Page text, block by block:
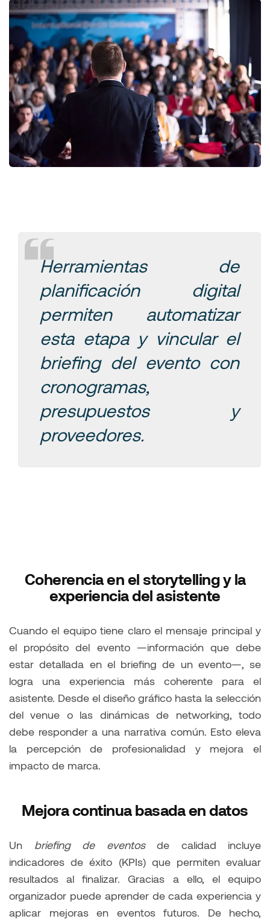
Herramientas de
planificación digital
permiten automatizar
esta etapa y vincular el
briefing del eventocon
cronogramas,
presupuestos y
proveedores.
Coherencia en el storytelling y la
experiencia del asistente
Cuando el equipo tiene claro el mensaje principal y
el propósito del evento —información que debe
estar detallada en el briefing de un evento—, se
logra una experiencia más coherente para el
asistente. Desde el diseño gráfico hasta la selección
del venue o las dinámicas de networking, todo
debe responder a una narrativa común. Esto eleva
la percepción de profesionalidad y mejora el
impacto de marca.
Mejora continua basada en datos
Un briefing de eventosde calidad incluye
indicadores de éxito (KPIs) que permiten evaluar
resultados al finalizar. Gracias a ello, el equipo
organizador puede aprender de cada experiencia y
aplicar mejoras en eventos futuros. De hecho,